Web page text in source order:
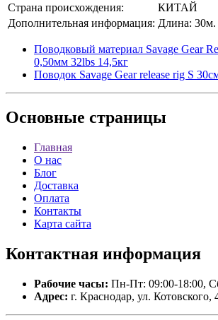
Страна происхождения:
КИТАЙ
Дополнительная информация: Длина: 30м.
Поводковый материал Savage Gear
0,50мм 32lbs 14,5кг
Поводок Savage Gear release rig S
Основные страницы
Главная
О нас
Блог
Доставка
Оплата
Контакты
Карта сайта
Контактная информация
Рабочие часы: Пн-Пт: 09:00-18:00,
Адрес: г. Краснодар, ул. Котовского,